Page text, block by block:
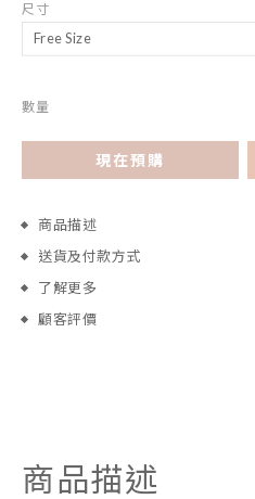
尺寸
數量
現在預購
商品描述
送貨及付款方式
了解更多
顧客評價
商品描述